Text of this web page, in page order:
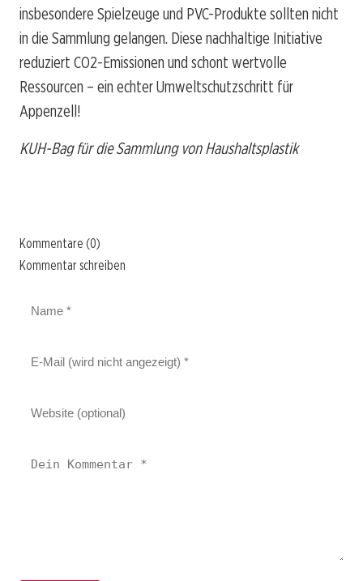
insbesondere Spielzeuge und PVC-Produkte sollten nicht
in die Sammlung gelangen. Diese nachhaltige Initiative
reduziert CO2-Emissionen und schont wertvolle
Ressourcen – ein echter Umweltschutzschritt für
Appenzell!
KUH-Bag für die Sammlung von Haushaltsplastik
Kommentare (0)
Kommentar schreiben